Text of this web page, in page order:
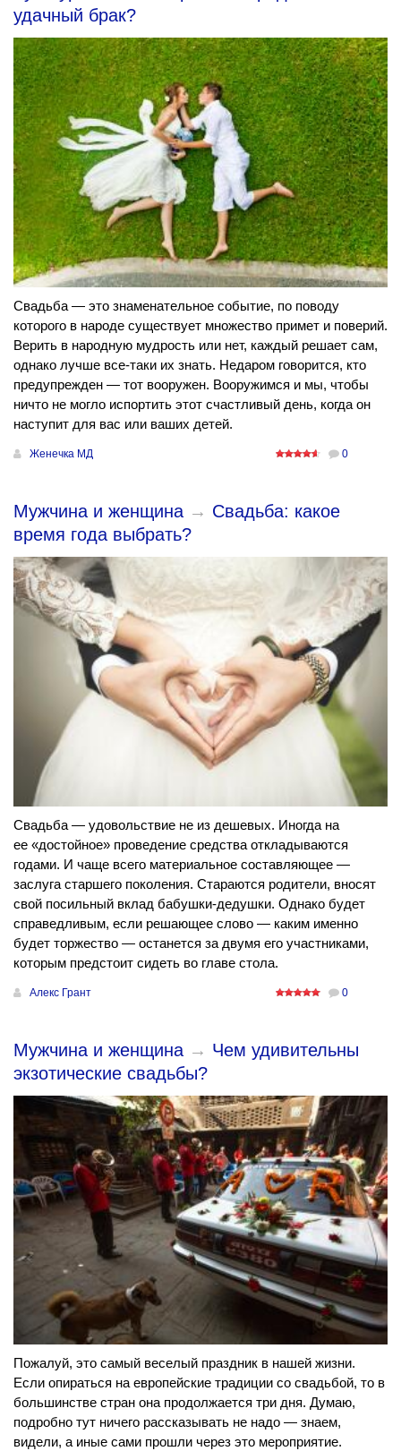
удачный брак?
Свадьба — это знаменательное событие, по поводу
которого в народе существует множество примет и поверий.
Верить в народную мудрость или нет, каждый решает сам,
однако лучше все-таки их знать. Недаром говорится, кто
предупрежден — тот вооружен. Вооружимся и мы, чтобы
ничто не могло испортить этот счастливый день, когда он
наступит для вас или ваших детей.
Женечка МД 0
Мужчина и женщина → Свадьба: какое
время года выбрать?
Свадьба — удовольствие не из дешевых. Иногда на
ее «достойное» проведение средства откладываются
годами. И чаще всего материальное составляющее —
заслуга старшего поколения. Стараются родители, вносят
свой посильный вклад бабушки-дедушки. Однако будет
справедливым, если решающее слово — каким именно
будет торжество — останется за двумя его участниками,
которым предстоит сидеть во главе стола.
Алекс Грант 0
Мужчина и женщина → Чем удивительны
экзотические свадьбы?
Пожалуй, это самый веселый праздник в нашей жизни.
Если опираться на европейские традиции со свадьбой, то в
большинстве стран она продолжается три дня. Думаю,
подробно тут ничего рассказывать не надо — знаем,
видели, а иные сами прошли через это мероприятие.